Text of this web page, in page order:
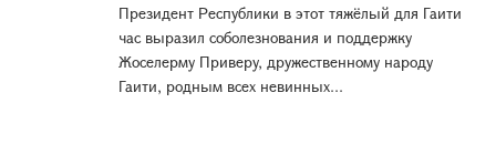
Президент Республики в этот тяжёлый для Гаити
час выразил соболезнования и поддержку
Жоселерму Приверу, дружественному народу
Гаити, родным всех невинных...